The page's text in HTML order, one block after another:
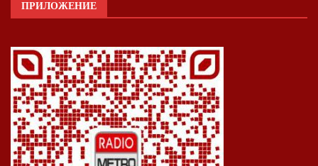
ПРИЛОЖЕНИЕ